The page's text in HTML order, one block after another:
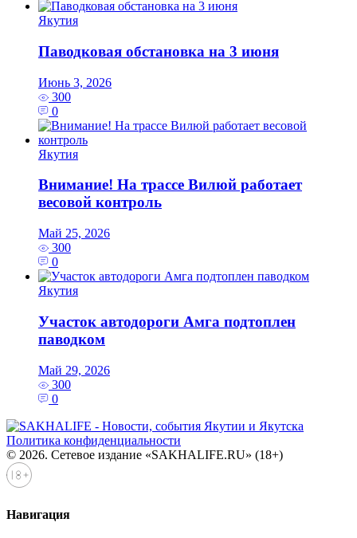
Якутия
Паводковая обстановка на 3 июня
Июнь 3, 2026
300
0
Якутия
Внимание! На трассе Вилюй работает
весовой контроль
Май 25, 2026
300
0
Якутия
Участок автодороги Амга подтоплен
паводком
Май 29, 2026
300
0
Политика конфиденциальности
© 2026. Сетевое издание «SAKHALIFE.RU» (18+)
Навигация